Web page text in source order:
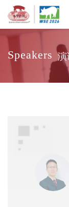
Speakers 演